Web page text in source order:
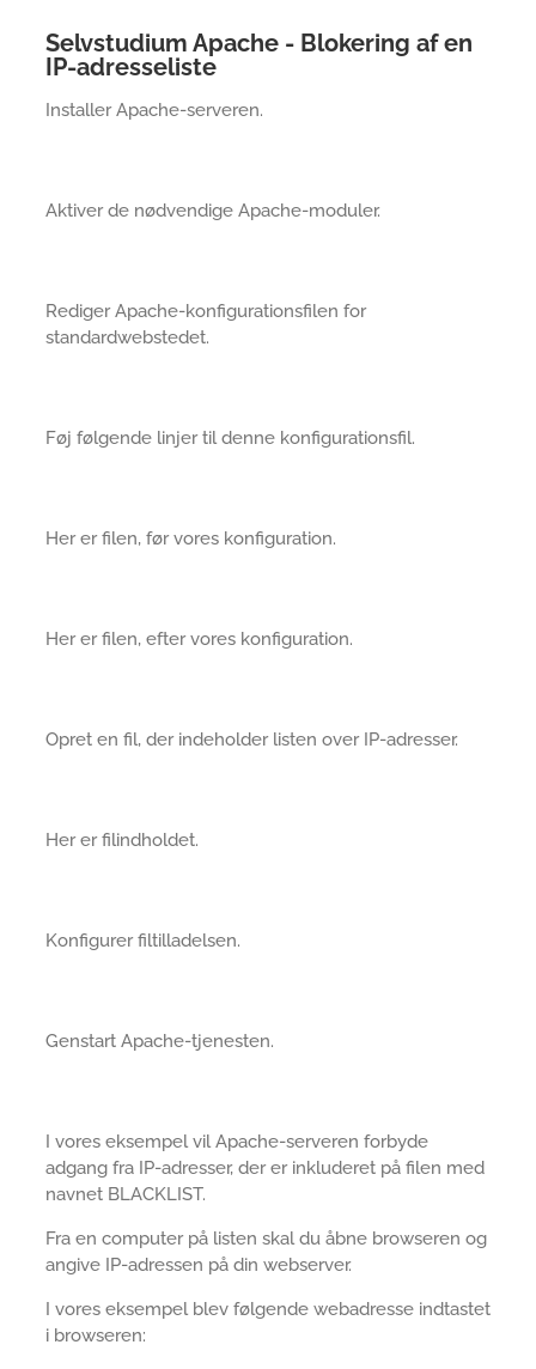
Selvstudium Apache - Blokering af en
IP-adresseliste
Installer Apache-serveren.
Aktiver de nødvendige Apache-moduler.
Rediger Apache-konfigurationsfilen for
standardwebstedet.
Føj følgende linjer til denne konfigurationsfil.
Her er filen, før vores konfiguration.
Her er filen, efter vores konfiguration.
Opret en fil, der indeholder listen over IP-adresser.
Her er filindholdet.
Konfigurer filtilladelsen.
Genstart Apache-tjenesten.
I vores eksempel vil Apache-serveren forbyde
adgang fra IP-adresser, der er inkluderet på filen med
navnet BLACKLIST.
Fra en computer på listen skal du åbne browseren og
angive IP-adressen på din webserver.
I vores eksempel blev følgende webadresse indtastet
i browseren: